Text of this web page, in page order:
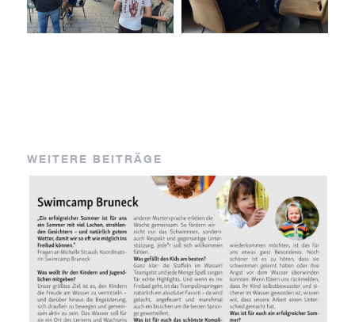
WEITERE BEITRÄGE